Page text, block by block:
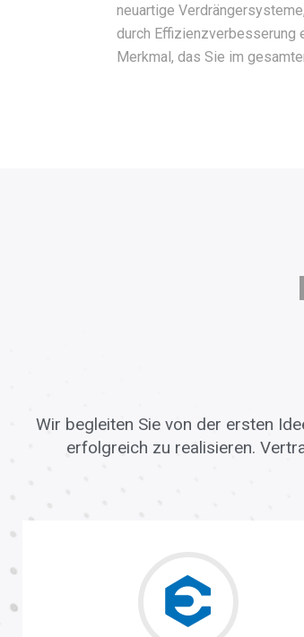
neuartige
durch Effizienzverbesserung
Merkmal, das Sie im
Wir begleiten Sie von der ersten
erfolgreich zu realisieren.